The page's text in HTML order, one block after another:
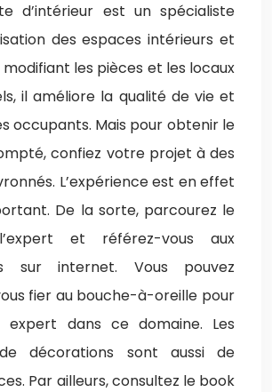
d’intérieur est un spécialiste
des espaces intérieurs et
modifiant les pièces et les locaux
il améliore la qualité de vie et
occupants. Mais pour obtenir le
confiez votre projet à des
L’expérience est en effet
De la sorte, parcourez le
et référez-vous aux
sur internet. Vous pouvez
fier au bouche-à-oreille pour
expert dans ce domaine. Les
décorations sont aussi de
Par ailleurs, consultez le book